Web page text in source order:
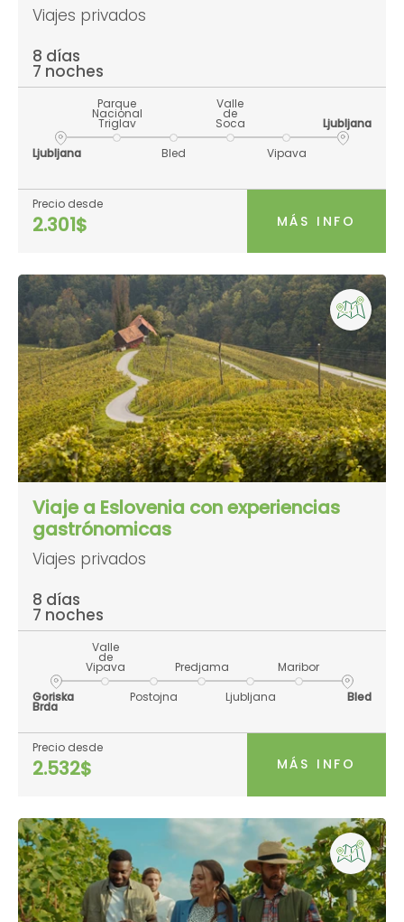
Viajes privados
8 días
7 noches
Ljubljana
Parque
Nacional
Triglav
Bled
Valle
de
Soca
Vipava
Ljubljana
Precio desde
2.301$ MÁS INFO
Viaje a Eslovenia con experiencias
gastrónomicas
Viajes privados
8 días
7 noches
Goriska
Brda
Valle
de
Vipava
Postojna
Predjama
Ljubljana
Maribor
Bled
Precio desde
2.532$ MÁS INFO